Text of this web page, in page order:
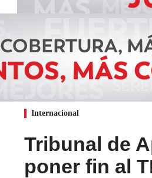
Internacional
Tribunal de
poner fin al